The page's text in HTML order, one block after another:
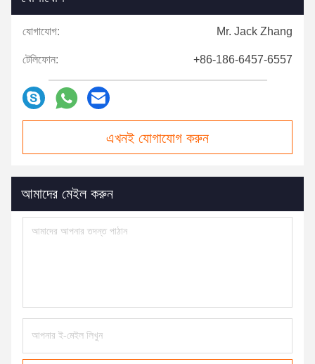
যোগাযোগ: Mr. Jack Zhang
টেলিফোন: +86-186-6457-6557
এখনই যোগাযোগ করুন
আমাদের মেইল ​​করুন